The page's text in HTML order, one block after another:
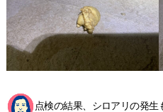
点検の結果、シロアリの発